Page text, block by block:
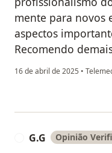
mente para novos
aspectos
Recomendo
16 de abril de 2025 •
G.G Opinião